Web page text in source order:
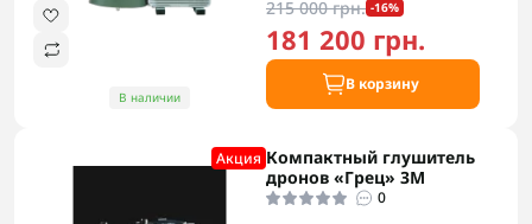
В наличии
215 000 грн. -16%
181 200 грн.
В корзину
Акция Компактный глушитель
дронов «Грец» 3М
0